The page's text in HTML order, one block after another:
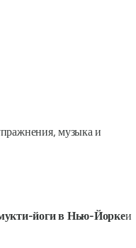
музыка и
йоги в Нью-Йоркеи